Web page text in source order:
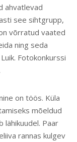
ahvatlevad
see sihtgrupp,
võrratud vaated
ning seda
Fotokonkurssi
on töös. Küla
mõeldud
lähikuudel. Paar
rannas kulgev